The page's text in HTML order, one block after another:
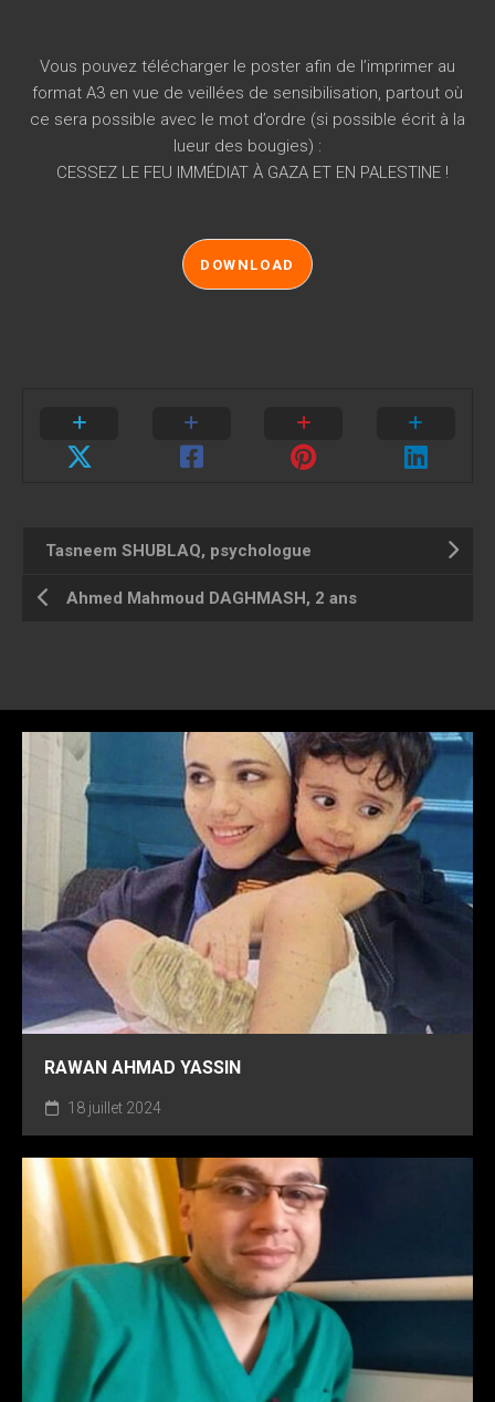
Vous pouvez télécharger le poster afin de l’imprimer au
format A3 en vue de veillées de sensibilisation, partout où
ce sera possible avec le mot d’ordre (si possible écrit à la
lueur des bougies) :
CESSEZ LE FEU IMMÉDIAT À GAZA ET EN PALESTINE !
DOWNLOAD
Tasneem SHUBLAQ, psychologue
Ahmed Mahmoud DAGHMASH, 2 ans
RAWAN AHMAD YASSIN
18 juillet 2024